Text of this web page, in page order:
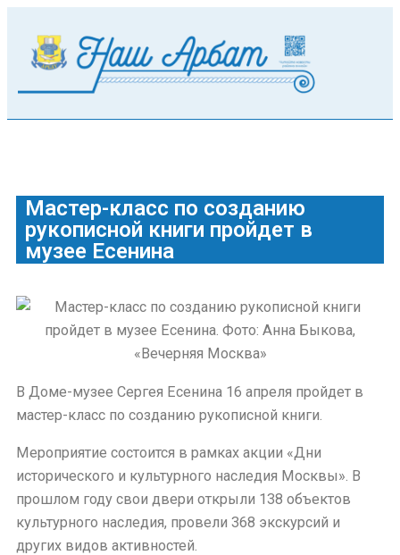
Мастер-класс по созданию
рукописной книги пройдет в
музее Есенина
В Доме-музее Сергея Есенина 16 апреля пройдет в
мастер-класс по созданию рукописной книги.
Мероприятие состоится в рамках акции «Дни
исторического и культурного наследия Москвы». В
прошлом году свои двери открыли 138 объектов
культурного наследия, провели 368 экскурсий и
других видов активностей.